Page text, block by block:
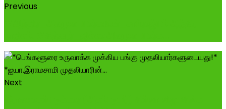
Previous
Next